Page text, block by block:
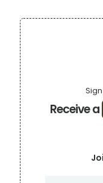
Receive a